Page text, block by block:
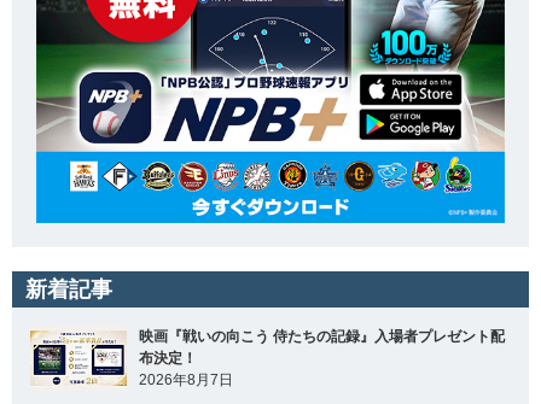
新着記事
映画『戦いの向こう 侍たちの記録』入場者プレゼント配
布決定！
2026年8月7日